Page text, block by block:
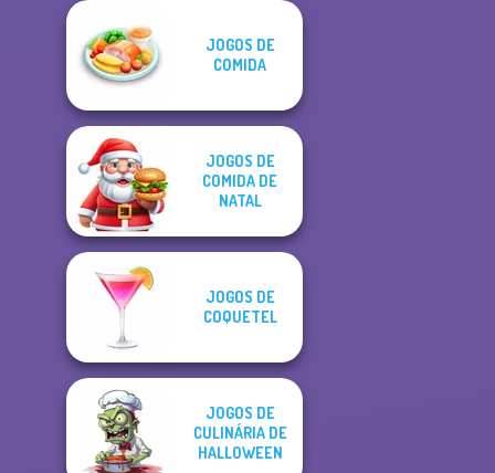
JOGOS DE
COMIDA
JOGOS DE
COMIDA DE
NATAL
JOGOS DE
COQUETEL
JOGOS DE
CULINÁRIA DE
HALLOWEEN